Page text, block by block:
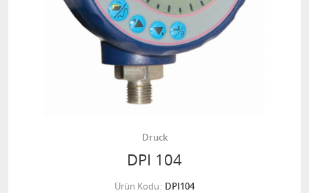
Druck
DPI 104
Ürün Kodu DPI104